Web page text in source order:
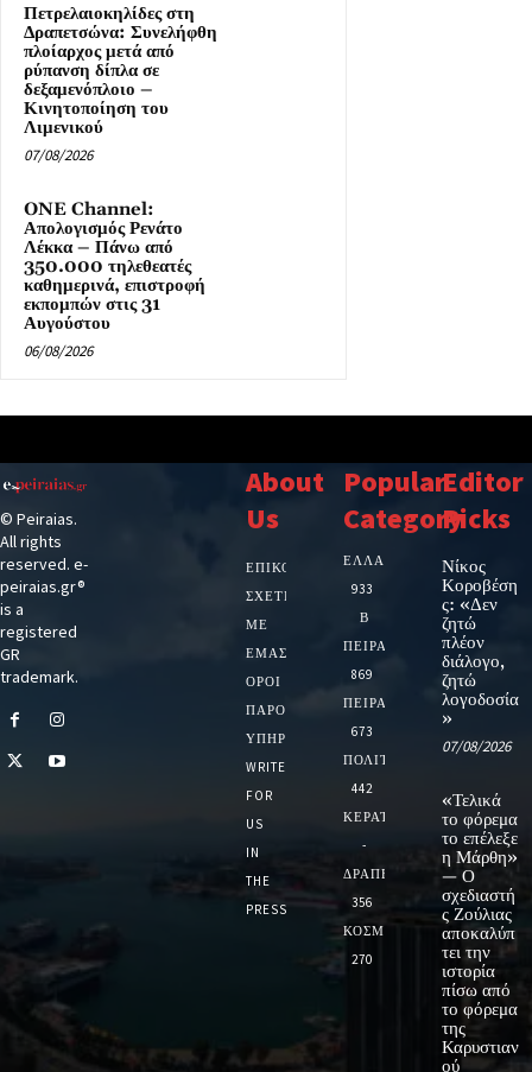
Πετρελαιοκηλίδες στη
Δραπετσώνα: Συνελήφθη
πλοίαρχος μετά από
ρύπανση δίπλα σε
δεξαμενόπλοιο –
Κινητοποίηση του
Λιμενικού
07/08/2026
ONE Channel:
Απολογισμός Ρενάτο
Λέκκα – Πάνω από
350.000 τηλεθεατές
καθημερινά, επιστροφή
εκπομπών στις 31
Αυγούστου
06/08/2026
© Peiraias.
All rights
reserved. e-
peiraias.gr®
is a
registered
GR
trademark.
About
Us
ΕΠΙΚΟΙΝΩΝΙΑ
ΣΧΕΤΙΚΆ
ΜΕ
ΕΜΆΣ
ΌΡΟΙ
ΠΑΡΟΧΉΣ
ΥΠΗΡΕΣΙΏΝ
WRITE
FOR
US
IN
THE
PRESS
Popular
Category
ΕΛΛΑΔΑ
933
Β
ΠΕΙΡΑΙΑ
869
ΠΕΙΡΑΙΑΣ
673
ΠΟΛΙΤΙΚΗ
442
ΚΕΡΑΤΣΙΝΙ
-
ΔΡΑΠΕΤΣΩΝΑ
356
ΚΟΣΜΟΣ
270
Editor
Picks
Νίκος
Κοροβέση
ς: «Δεν
ζητώ
πλέον
διάλογο,
ζητώ
λογοδοσία
»
07/08/2026
«Τελικά
το φόρεμα
το επέλεξε
η Μάρθη»
— Ο
σχεδιαστή
ς Ζούλιας
αποκαλύπ
τει την
ιστορία
πίσω από
το φόρεμα
της
Καρυστιαν
ού